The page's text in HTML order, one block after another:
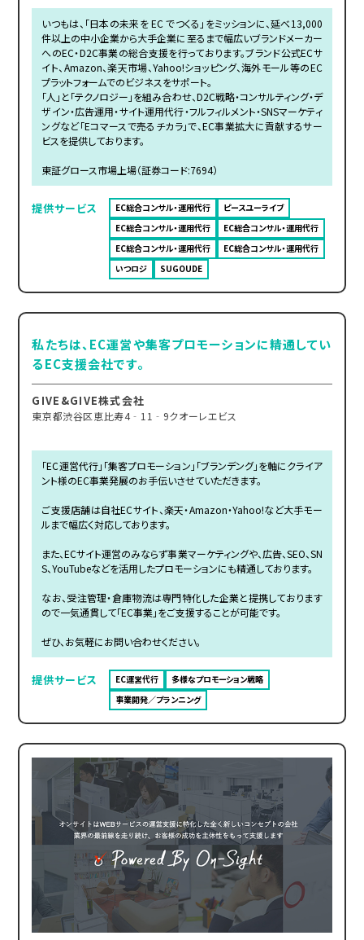
いつもは、「日本の未来を EC でつくる」をミッションに、延べ13,000
件以上の中小企業から大手企業に至るまで幅広いブランドメーカー
へのEC・D2C事業の総合支援を行っております。ブランド公式ECサ
イト、Amazon、楽天市場、Yahoo!ショッピング、海外モール等のEC
プラットフォームでのビジネスをサポート。
「人」と「テクノロジー」を組み合わせ、D2C戦略・コンサルティング・デ
ザイン・広告運用・サイト運用代行・フルフィルメント・SNSマーケティ
ングなど「Eコマースで売るチカラ」で、EC事業拡大に貢献するサー
ビスを提供しております。
東証グロース市場上場（証券コード:7694）
提供サービス EC総合コンサル・運用代行
ピースユーライブ
EC総合コンサル・運用代行
EC総合コンサル・運用代行
EC総合コンサル・運用代行
EC総合コンサル・運用代行
いつロジ
SUGOUDE
私たちは、EC運営や集客プロモーションに精通してい
るEC支援会社です。
GIVE&GIVE株式会社
東京都渋谷区恵比寿4‐11‐9クオーレエビス
「EC運営代行」「集客プロモーション」「ブランデング」を軸にクライア
ント様のEC事業発展のお手伝いさせていただきます。
ご支援店舗は自社ECサイト、楽天・Amazon・Yahoo!など大手モー
ルまで幅広く対応しております。
また、ECサイト運営のみならず事業マーケティングや、広告、SEO、SN
S、YouTubeなどを活用したプロモーションにも精通しております。
なお、受注管理・倉庫物流は専門特化した企業と提携しております
ので一気通貫して「EC事業」をご支援することが可能です。
ぜひ、お気軽にお問い合わせください。
提供サービス EC運営代行
多様なプロモーション戦略
事業開発／プランニング